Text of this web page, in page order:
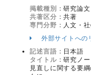
掲載種別：研究論文
共著区分：共著
専門分野： 人文・
外部サイトへの
記述言語： 日本語
タイトル：研究ノ
見直しに関する要